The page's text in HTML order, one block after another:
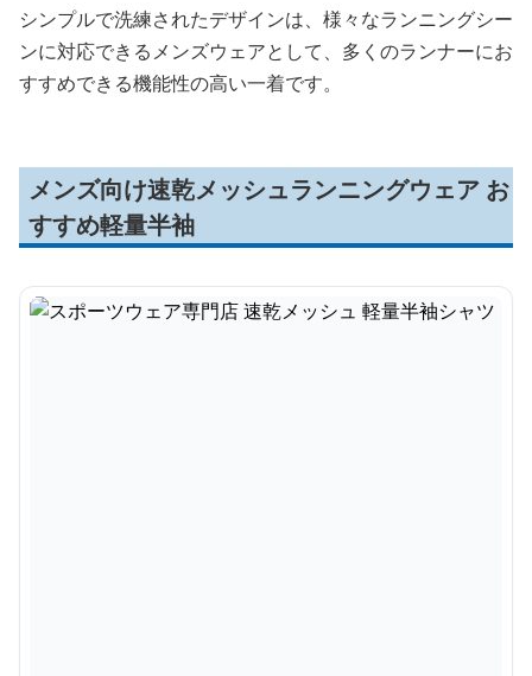
シンプルで洗練されたデザインは、様々なランニングシー
ンに対応できるメンズウェアとして、多くのランナーにお
すすめできる機能性の高い一着です。
メンズ向け速乾メッシュランニングウェア お
すすめ軽量半袖